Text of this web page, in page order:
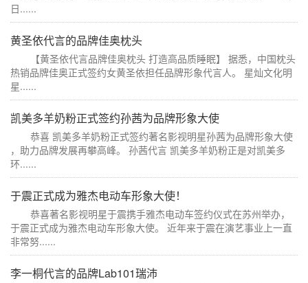
日......
黄圣依代言的品牌佳奥枕头
【黄圣依代言品牌佳奥枕头 打造高品质睡眠】 据悉，中国枕头
热销品牌佳奥正式签约女黄圣依担任品牌形象代言人。 星灿文化明
星......
凯美多羊奶粉正式签约孙茜为品牌形象大使
恭喜 凯美多羊奶粉正式签约著名影视明星孙茜为品牌形象大使
，助力品牌发展再攀高峰。 孙茜代言 凯美多羊奶粉正是对凯美多
环......
于震正式成为雅杰电动车形象大使！
恭喜著名影视明星于震携手雅杰电动车签约仪式在苏州举办，
于震正式成为雅杰电动车形象大使。 近年来于震在演艺事业上一直
非常努......
李一桐代言的品牌Lab101瑞沛